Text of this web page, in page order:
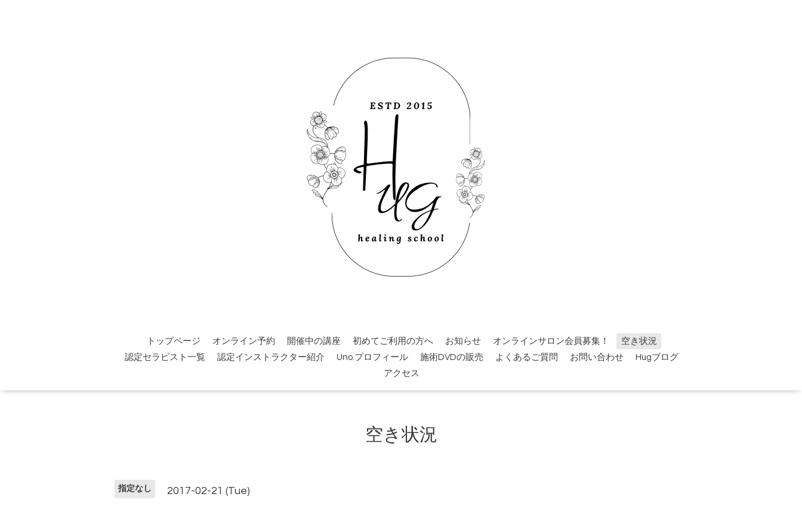
トップページ オンライン予約 開催中の講座 初めてご利用の方へ お知らせ オンラインサロン会員募集！
空き状況
認定セラピスト一覧
認定インストラクター紹介 Uno.プロフィール 施術DVDの販売 よくあるご質問 お問い合わせ
Hugブログ
アクセス
空き状況
指定なし 2017-02-21 (Tue)